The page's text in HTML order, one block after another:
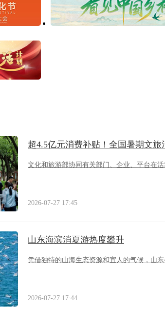
超4.5亿元消费补贴！全国暑期文旅
文化和旅游部协同有关部门、企业、平台在
2026-07-27 17:45
山东海滨消夏游热度攀升
凭借独特的山海生态资源和宜人的气候，山
2026-07-27 17:44